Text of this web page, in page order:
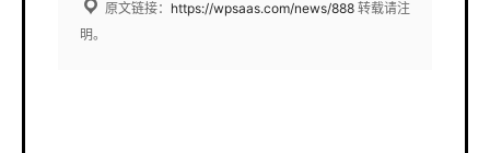
原文链接： https://wpsaas.com/news/888 转载请注
明。